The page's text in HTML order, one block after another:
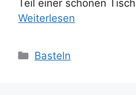
Teil einer schönen
Weiterlesen
Kategorien
Basteln